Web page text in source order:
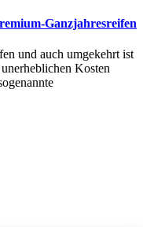
Ganzjahresreifen
und auch umgekehrt ist
Kosten